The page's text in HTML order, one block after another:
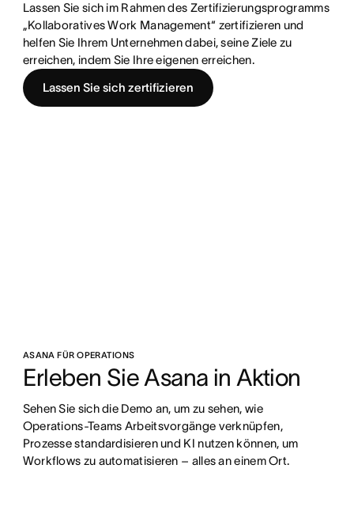
Lassen Sie sich im Rahmen des Zertifizierungsprogramms
„Kollaboratives Work Management“ zertifizieren und
helfen Sie Ihrem Unternehmen dabei, seine Ziele zu
erreichen, indem Sie Ihre eigenen erreichen.
Lassen Sie sich zertifizieren
ASANA FÜR OPERATIONS
Erleben Sie Asana in Aktion
Sehen Sie sich die Demo an, um zu sehen, wie
Operations-Teams Arbeitsvorgänge verknüpfen,
Prozesse standardisieren und KI nutzen können, um
Workflows zu automatisieren – alles an einem Ort.